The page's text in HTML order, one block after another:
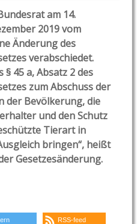
am 14.
2019 vom
Änderung des
verabschiedet.
45 a, Absatz 2 des
zum Abschuss der
der Bevölkerung, die
und den Schutz
Tierart in
bringen“, heißt
Gesetzesänderung.
RSS-feed